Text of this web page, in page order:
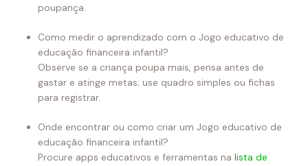
poupança.
Como medir o aprendizado com o Jogo educativo de
educação financeira infantil?
Observe se a criança poupa mais, pensa antes de
gastar e atinge metas; use quadro simples ou fichas
para registrar.
Onde encontrar ou como criar um Jogo educativo de
educação financeira infantil?
Procure apps educativos e ferramentas na lista de